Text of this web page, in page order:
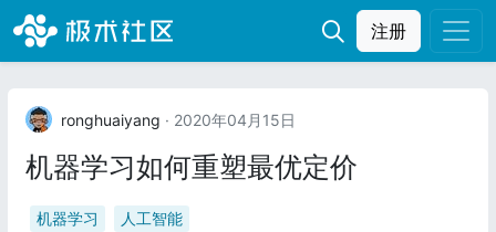
注册
ronghuaiyang · 2020年04月15日
机器学习如何重塑最优定价
机器学习 人工智能